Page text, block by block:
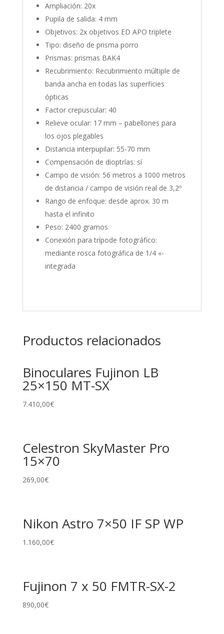
Ampliación: 20x
Pupila de salida: 4 mm
Objetivos: 2x objetivos ED APO triplete
Tipo: diseño de prisma porro
Prismas: prismas BAK4
Recubrimiento: Recubrimiento múltiple de
banda ancha en todas las superficies
ópticas
Factor crepuscular: 40
Relieve ocular: 17 mm – pabellones para
los ojos plegables
Distancia interpupilar: 55-70 mm
Compensación de dioptrías: sí
Campo de visión: 56 metros a 1000 metros
de distancia / campo de visión real de 3,2º
Rango de enfoque: desde aprox. 30 m
hasta el infinito
Peso: 2400 gramos
Conexión para trípode fotográfico:
mediante rosca fotográfica de 1/4 «-
integrada
Productos relacionados
Binoculares Fujinon LB
25×150 MT-SX
7.410,00€
Celestron SkyMaster Pro
15×70
269,00€
Nikon Astro 7×50 IF SP WP
1.160,00€
Fujinon 7 x 50 FMTR-SX-2
890,00€